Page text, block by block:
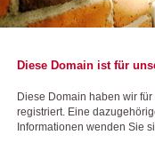
Diese Domain haben wir
registriert. Eine
Informationen wenden Sie
Diese Domain ist für